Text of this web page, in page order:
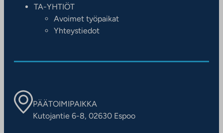
TA-YHTIÖT
Avoimet työpaikat
Yhteystiedot
PÄÄTOIMIPAIKKA
Kutojantie 6-8, 02630 Espoo